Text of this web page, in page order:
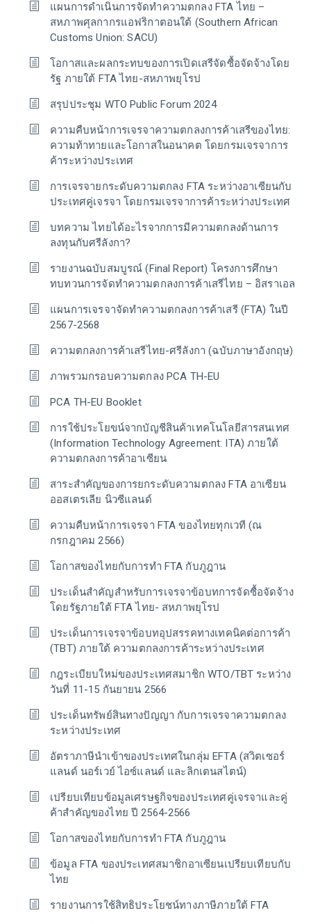
แผนการดำเนินการจัดทำความตกลง FTA ไทย –
สหภาพศุลกากรแอฟริกาตอนใต้ (Southern African
Customs Union: SACU)
โอกาสและผลกระทบของการเปิดเสรีจัดซื้อจัดจ้างโดย
รัฐ ภายใต้ FTA ไทย-สหภาพยุโรป
สรุปประชุม WTO Public Forum 2024
ความคืบหน้าการเจรจาความตกลงการค้าเสรีของไทย:
ความท้าทายและโอกาสในอนาคต โดยกรมเจรจาการ
ค้าระหว่างประเทศ
การเจรจายกระดับความตกลง FTA ระหว่างอาเซียนกับ
ประเทศคู่เจรจา โดยกรมเจรจาการค้าระหว่างประเทศ
บทความ ไทยได้อะไรจากการมีความตกลงด้านการ
ลงทุนกับศรีลังกา?
รายงานฉบับสมบูรณ์ (Final Report) โครงการศึกษา
ทบทวนการจัดทำความตกลงการค้าเสรีไทย – อิสราเอล
แผนการเจรจาจัดทำความตกลงการค้าเสรี (FTA) ในปี
2567-2568
ความตกลงการค้าเสรีไทย-ศรีลังกา (ฉบับภาษาอังกฤษ)
ภาพรวมกรอบความตกลง PCA TH-EU
PCA TH-EU Booklet
การใช้ประโยขน์จากบัญชีสินค้าเทคโนโลยีสารสนเทศ
(Information Technology Agreement: ITA) ภายใต้
ความตกลงการค้าอาเซียน
สาระสำคัญของการยกระดับความตกลง FTA อาเซียน
ออสเตรเลีย นิวซีแลนด์
ความคืบหน้าการเจรจา FTA ของไทยทุกเวที (ณ
กรกฎาคม 2566)
โอกาสของไทยกับการทำ FTA กับภูฎาน
ประเด็นสำคัญสำหรับการเจรจาข้อบทการจัดซื้อจัดจ้าง
โดยรัฐภายใต้ FTA ไทย- สหภาพยุโรป
ประเด็นการเจรจาข้อบทอุปสรรคทางเทคนิคต่อการค้า
(TBT) ภายใต้ ความตกลงการค้าระหว่างประเทศ
กฎระเบียบใหม่ของประเทศสมาชิก WTO/TBT ระหว่าง
วันที่ 11-15 กันยายน 2566
ประเด็นทรัพย์สินทางปัญญา กับการเจรจาความตกลง
ระหว่างประเทศ
อัตราภาษีนำเข้าของประเทศในกลุ่ม EFTA (สวิตเซอร์
แลนด์ นอร์เวย์ ไอซ์แลนด์ และลิกเตนสไตน์)
เปรียบเทียบข้อมูลเศรษฐกิจของประเทศคู่เจรจาและคู่
ค้าสำคัญของไทย ปี 2564-2566
โอกาสของไทยกับการทำ FTA กับภูฎาน
ข้อมูล FTA ของประเทศสมาชิกอาเซียนเปรียบเทียบกับ
ไทย
รายงานการใช้สิทธิประโยชน์ทางภาษีภายใต้ FTA